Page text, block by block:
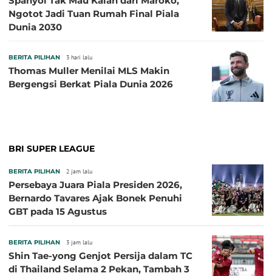
Ngotot Jadi Tuan Rumah Final Piala
Dunia 2030
BERITA PILIHAN 3 hari lalu
Thomas Muller Menilai MLS Makin
Bergengsi Berkat Piala Dunia 2026
BRI SUPER LEAGUE
BERITA PILIHAN 2 jam lalu
Persebaya Juara Piala Presiden 2026,
Bernardo Tavares Ajak Bonek Penuhi
GBT pada 15 Agustus
BERITA PILIHAN 3 jam lalu
Shin Tae-yong Genjot Persija dalam TC
di Thailand Selama 2 Pekan, Tambah 3